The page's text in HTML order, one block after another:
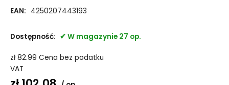
EAN: 4250207443193
Dostępność: W magazynie 27 op.
zł82.99 Cena bez podatku
VAT